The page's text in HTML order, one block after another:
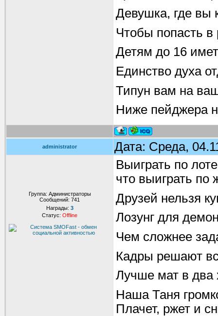
Девушка, где вы
Чтобы попасть в
Детям до 16
Единство духа
Типун вам на
Ниже пейджера
administrator Дата: Среда,
Группа: Администраторы
Сообщений: 741
Награды: 3
Статус: Offline
Выиграть по
что выиграть по
Друзей нельзя
Лозунг для
Чем сложнее
Кадры решают
Лучше мат в два
Наша Таня
Плачет, ржет и